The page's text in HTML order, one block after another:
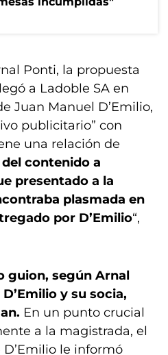
Ponti, la propuesta
a Ladoble SA en
Juan Manuel D’Emilio,
publicitario” con
una relación de
del contenido a
presentado a la
plasmada en
por D’Emilio“,
guion, según Arnal
y su socia,
En un punto crucial
a la magistrada, el
le informó